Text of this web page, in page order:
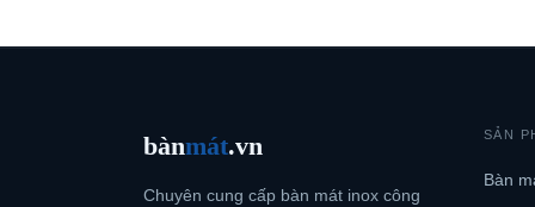
bànmát.vn
Chuyên cung cấp bàn mát inox công
SẢN
Bàn